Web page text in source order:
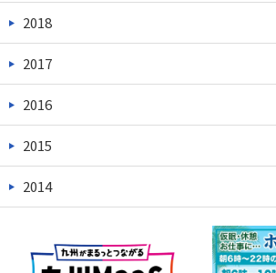
2018
2017
2016
2015
2014